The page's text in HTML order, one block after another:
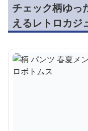
チェック柄ゆっ
えるレトロカジ